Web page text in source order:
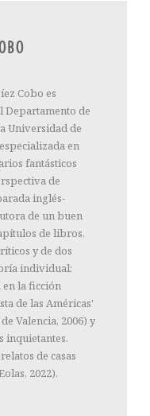
Cobo es
Departamento de
Universidad de
en
fantásticos
de
inglés-
de un buen
de libros,
y de dos
individual:
en la ficción
de las Américas'
Valencia, 2006) y
inquietantes.
de casas
2022).